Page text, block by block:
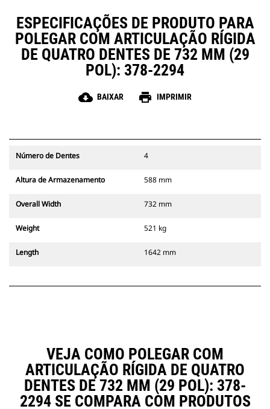
ESPECIFICAÇÕES DE PRODUTO PARA
POLEGAR COM ARTICULAÇÃO RÍGIDA
DE QUATRO DENTES DE 732 MM (29
POL): 378-2294
cloud_download BAIXAR print IMPRIMIR
Número de Dentes 4
Altura de Armazenamento 588 mm
Overall Width 732 mm
Weight 521 kg
Length 1642 mm
VEJA COMO POLEGAR COM
ARTICULAÇÃO RÍGIDA DE QUATRO
DENTES DE 732 MM (29 POL): 378-
2294 SE COMPARA COM PRODUTOS